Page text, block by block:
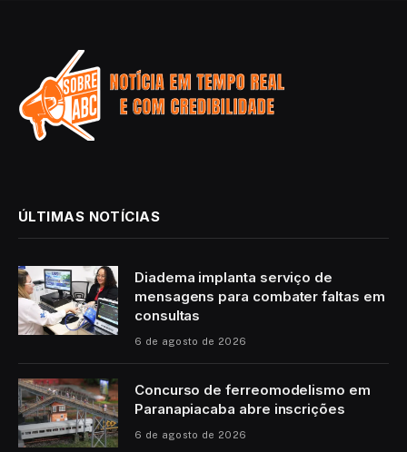
ÚLTIMAS NOTÍCIAS
Diadema implanta serviço de
mensagens para combater faltas em
consultas
6 de agosto de 2026
Concurso de ferreomodelismo em
Paranapiacaba abre inscrições
6 de agosto de 2026